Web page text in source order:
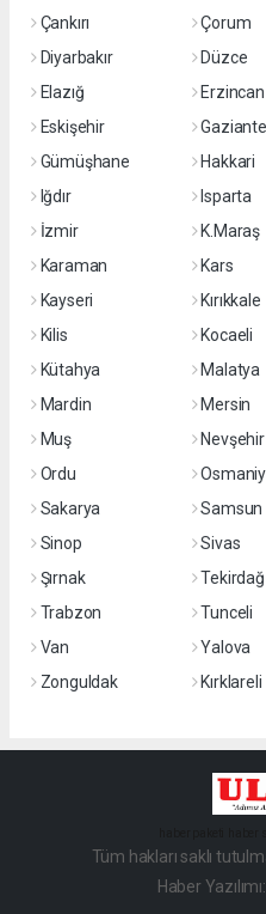
Çankırı
Çorum
Diyarbakır
Düzce
Elazığ
Erzincan
Eskişehir
Gümüşhane
Hakkari
Iğdır
Isparta
İzmir
K.Maraş
Karaman
Kars
Kayseri
Kırıkkale
Kilis
Kocaeli
Kütahya
Malatya
Mardin
Mersin
Muş
Nevşehir
Ordu
Sakarya
Samsun
Sinop
Sivas
Şırnak
Tekirdağ
Trabzon
Tunceli
Van
Yalova
Zonguldak
Kırklareli
Tüm hakları saklı
Haber Yazılımı: